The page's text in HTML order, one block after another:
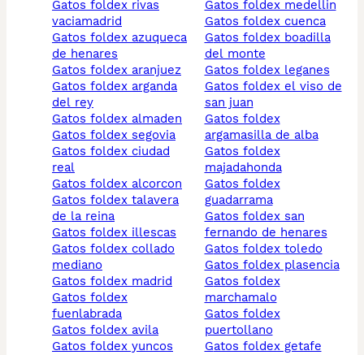
gatos foldex rivas
vaciamadrid
gatos foldex azuqueca
de henares
gatos foldex aranjuez
gatos foldex arganda
del rey
gatos foldex almaden
gatos foldex segovia
gatos foldex ciudad
real
gatos foldex alcorcon
gatos foldex talavera
de la reina
gatos foldex illescas
gatos foldex collado
mediano
gatos foldex madrid
gatos foldex
fuenlabrada
gatos foldex avila
gatos foldex yuncos
gatos foldex medellin
gatos foldex cuenca
gatos foldex boadilla
del monte
gatos foldex leganes
gatos foldex el viso de
san juan
gatos foldex
argamasilla de alba
gatos foldex
majadahonda
gatos foldex
guadarrama
gatos foldex san
fernando de henares
gatos foldex toledo
gatos foldex plasencia
gatos foldex
marchamalo
gatos foldex
puertollano
gatos foldex getafe